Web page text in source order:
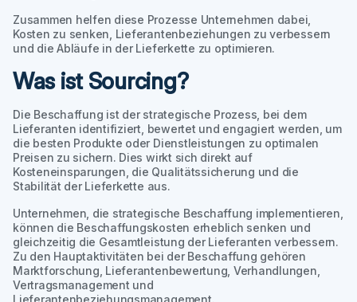
Zusammen helfen diese Prozesse Unternehmen dabei,
Kosten zu senken, Lieferantenbeziehungen zu verbessern
und die Abläufe in der Lieferkette zu optimieren.
Was ist Sourcing?
Die Beschaffung ist der strategische Prozess, bei dem
Lieferanten identifiziert, bewertet und engagiert werden, um
die besten Produkte oder Dienstleistungen zu optimalen
Preisen zu sichern. Dies wirkt sich direkt auf
Kosteneinsparungen, die Qualitätssicherung und die
Stabilität der Lieferkette aus.
Unternehmen, die strategische Beschaffung implementieren,
können die Beschaffungskosten erheblich senken und
gleichzeitig die Gesamtleistung der Lieferanten verbessern.
Zu den Hauptaktivitäten bei der Beschaffung gehören
Marktforschung, Lieferantenbewertung, Verhandlungen,
Vertragsmanagement und
Lieferantenbeziehungsmanagement.